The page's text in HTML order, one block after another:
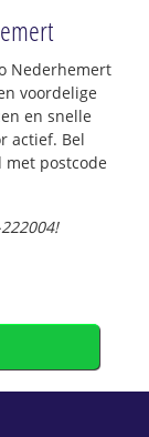
Nederhemert
voordelige
en snelle
actief. Bel
postcode